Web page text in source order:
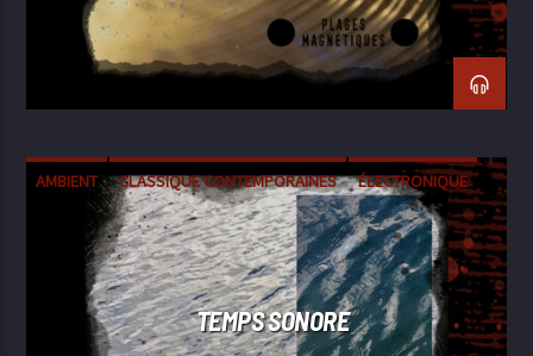
AMBIENT CLASSIQUE CONTEMPORAINES
ÉLECTRONIQUE
EXPÉRIMENTALE
FIELD RECORDING
TEMPS SONORE